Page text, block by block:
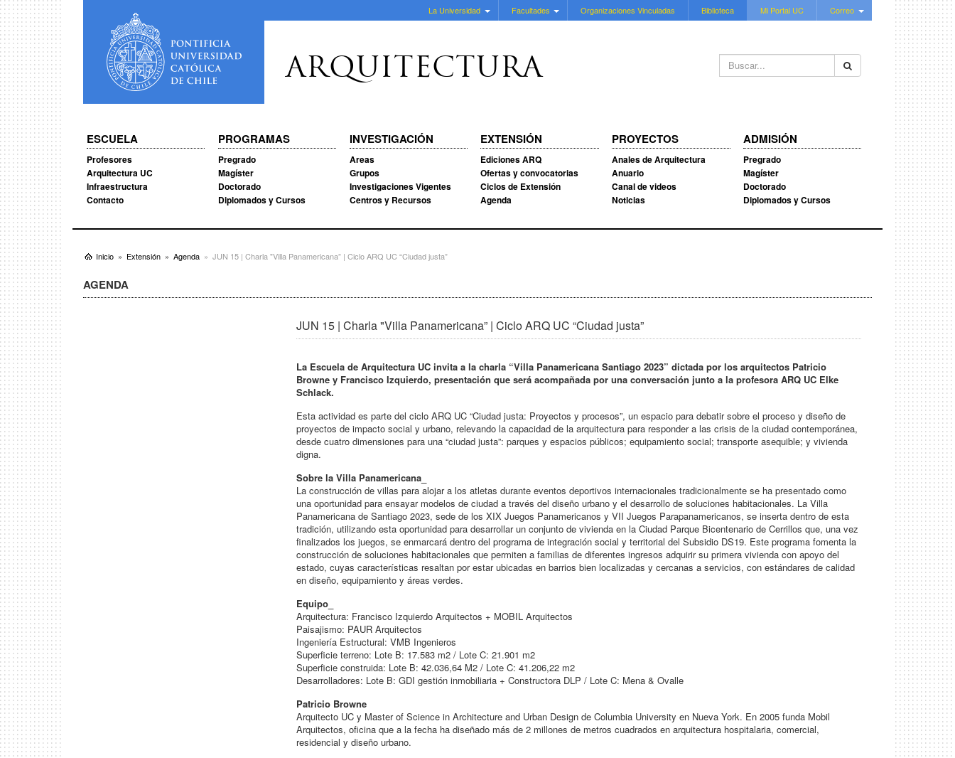
La Universidad Facultades Organizaciones Vinculadas Biblioteca Mi Portal UC Correo
Buscar...
ARQUITECTURA
ESCUELA
Profesores
Arquitectura UC
Infraestructura
Contacto
PROGRAMAS
Pregrado
Magíster
Doctorado
Diplomados y Cursos
INVESTIGACIÓN
Areas
Grupos
Investigaciones Vigentes
Centros y Recursos
EXTENSIÓN
Ediciones ARQ
Ofertas y convocatorias
Ciclos de Extensión
Agenda
PROYECTOS
Anales de Arquitectura
Anuario
Canal de videos
Noticias
ADMISIÓN
Pregrado
Magíster
Doctorado
Diplomados y Cursos
Inicio Extensión Agenda JUN 15 | Charla "Villa Panamericana” | Ciclo ARQ UC “Ciudad justa”
AGENDA
JUN 15 | Charla "Villa Panamericana” | Ciclo ARQ UC “Ciudad justa”
La Escuela de Arquitectura UC invita a la charla “Villa Panamericana Santiago 2023” dictada por los arquitectos Patricio
Browne y Francisco Izquierdo, presentación que será acompañada por una conversación junto a la profesora ARQ UC Elke
Schlack.
Esta actividad es parte del ciclo ARQ UC “Ciudad justa: Proyectos y procesos”, un espacio para debatir sobre el proceso y diseño de
proyectos de impacto social y urbano, relevando la capacidad de la arquitectura para responder a las crisis de la ciudad contemporánea,
desde cuatro dimensiones para una “ciudad justa”: parques y espacios públicos; equipamiento social; transporte asequible; y vivienda
digna.
Sobre la Villa Panamericana_
La construcción de villas para alojar a los atletas durante eventos deportivos internacionales tradicionalmente se ha presentado como
una oportunidad para ensayar modelos de ciudad a través del diseño urbano y el desarrollo de soluciones habitacionales. La Villa
Panamericana de Santiago 2023, sede de los XIX Juegos Panamericanos y VII Juegos Parapanamericanos, se inserta dentro de esta
tradición, utilizando esta oportunidad para desarrollar un conjunto de vivienda en la Ciudad Parque Bicentenario de Cerrillos que, una vez
finalizados los juegos, se enmarcará dentro del programa de integración social y territorial del Subsidio DS19. Este programa fomenta la
construcción de soluciones habitacionales que permiten a familias de diferentes ingresos adquirir su primera vivienda con apoyo del
estado, cuyas características resaltan por estar ubicadas en barrios bien localizadas y cercanas a servicios, con estándares de calidad
en diseño, equipamiento y áreas verdes.
Equipo_
Arquitectura: Francisco Izquierdo Arquitectos + MOBIL Arquitectos
Paisajismo: PAUR Arquitectos
Ingeniería Estructural: VMB Ingenieros
Superficie terreno: Lote B: 17.583 m2 / Lote C: 21.901 m2
Superficie construida: Lote B: 42.036,64 M2 / Lote C: 41.206,22 m2
Desarrolladores: Lote B: GDI gestión inmobiliaria + Constructora DLP / Lote C: Mena & Ovalle
Patricio Browne
Arquitecto UC y Master of Science in Architecture and Urban Design de Columbia University en Nueva York. En 2005 funda Mobil
Arquitectos, oficina que a la fecha ha diseñado más de 2 millones de metros cuadrados en arquitectura hospitalaria, comercial,
residencial y diseño urbano.